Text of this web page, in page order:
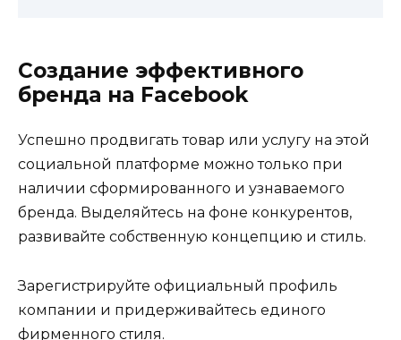
Создание эффективного
бренда на Facebook
Успешно продвигать товар или услугу на этой
социальной платформе можно только при
наличии сформированного и узнаваемого
бренда. Выделяйтесь на фоне конкурентов,
развивайте собственную концепцию и стиль.
Зарегистрируйте официальный профиль
компании и придерживайтесь единого
фирменного стиля.